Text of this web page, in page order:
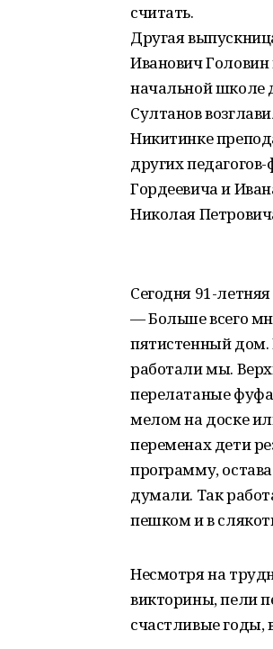
считать.
Другая
Иванович Головин
начальной школе
Султанов
Никитинке
других
Гордеевича и
Николая
Сегодня 91-
— Больше всего
пятистенный дом.
работали мы.
перелатаные
мелом на доске
переменах дети
программу,
думали. Так
пешком и в
Несмотря на
викторины, пели
счастливые